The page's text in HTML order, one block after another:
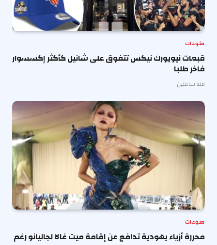
منوعات
قبعات نيويورك نيكس تتفوق على شانيل كأكثر إكسسوار
فاخر طلبا
منذ ساعتين
منوعات
محررة أزياء يهودية تدافع عن إقامة ميت غالا لجاليانو رغم